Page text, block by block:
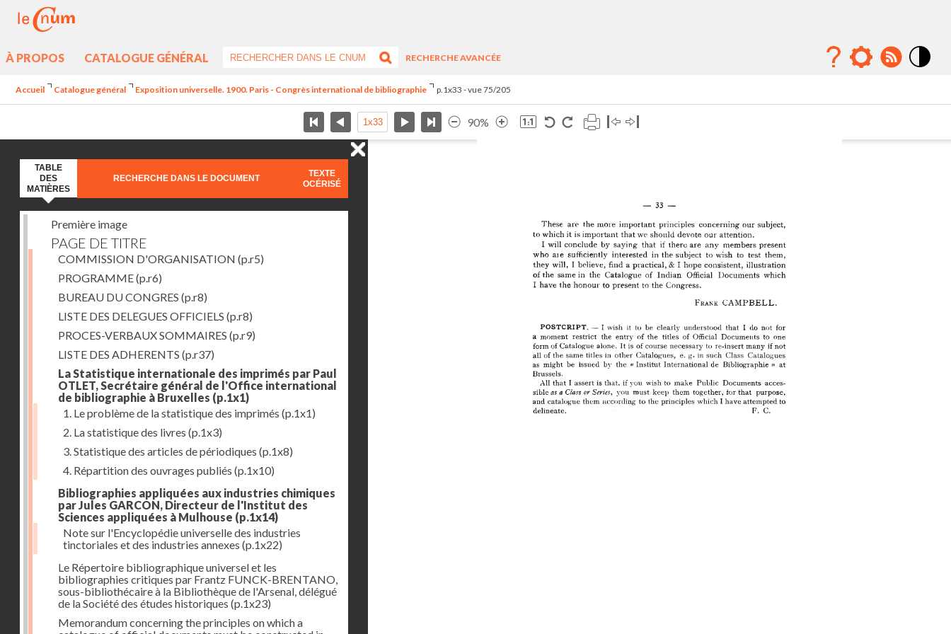
À PROPOS CATALOGUE GÉNÉRAL
RECHERCHE AVANCÉE
Accueil Catalogue général Exposition universelle. 1900. Paris - Congrès international de bibliographie p.1x33 - vue 75/205
90%
TABLE
DES
MATIÈRES
RECHERCHE DANS LE DOCUMENT
TEXTE
OCÉRISÉ
Première image
PAGE DE TITRE
COMMISSION D'ORGANISATION (p.r5)
PROGRAMME(p.r6)
BUREAU DU CONGRES (p.r8)
LISTE DES DELEGUES OFFICIELS (p.r8)
PROCES-VERBAUX SOMMAIRES (p.r9)
LISTE DES ADHERENTS (p.r37)
La Statistique internationale des imprimés par Paul
OTLET, Secrétaire général de l'Office international
de bibliographie à Bruxelles (p.1x1)
1. Le problème de la statistique des imprimés (p.1x1)
2. La statistique des livres (p.1x3)
3. Statistique des articles de périodiques (p.1x8)
4. Répartition des ouvrages publiés (p.1x10)
Bibliographies appliquées aux industries chimiques
par Jules GARCON, Directeur de l'Institut des
Sciences appliquées à Mulhouse (p.1x14)
Note sur l'Encyclopédie universelle des industries
tinctoriales et des industries annexes (p.1x22)
Le Répertoire bibliographique universel et les
bibliographies critiques par Frantz FUNCK-BRENTANO,
sous-bibliothécaire à la Bibliothèque de l'Arsenal, délégué
de la Société des études historiques (p.1x23)
Memorandum concerning the principles on which a